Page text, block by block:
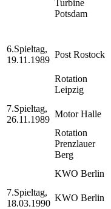
Turbine
Potsdam
6.Spieltag,
19.11.1989
Post Rostock
Rotation
Leipzig
7.Spieltag,
26.11.1989
Motor Halle
Rotation
Prenzlauer
Berg
KWO Berlin
7.Spieltag,
18.03.1990
KWO Berlin